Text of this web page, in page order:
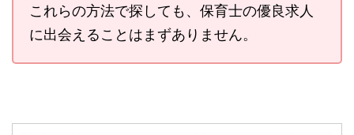
これらの方法で探しても、保育士の優良求人
に出会えることはまずありません。